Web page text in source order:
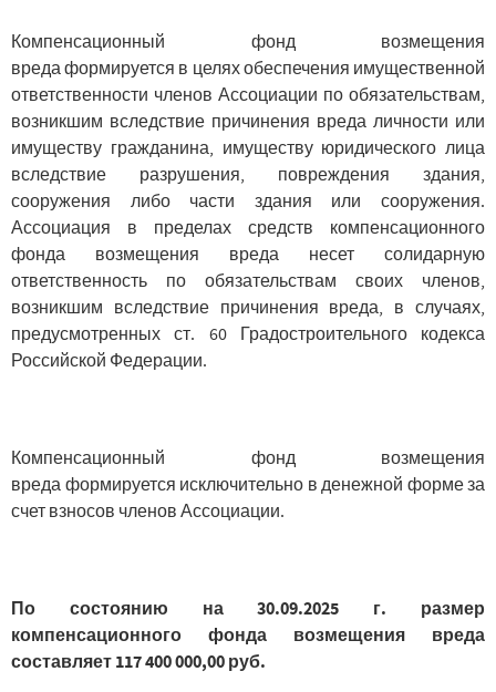
Компенсационный фонд возмещения
вреда формируется в целях обеспечения имущественной
ответственности членов Ассоциации по обязательствам,
возникшим вследствие причинения вреда личности или
имуществу гражданина, имуществу юридического лица
вследствие разрушения, повреждения здания,
сооружения либо части здания или сооружения.
Ассоциация в пределах средств компенсационного
фонда возмещения вреда несет солидарную
ответственность по обязательствам своих членов,
возникшим вследствие причинения вреда, в случаях,
предусмотренных ст. 60 Градостроительного кодекса
Российской Федерации.
Компенсационный фонд возмещения
вреда формируется исключительно в денежной форме за
счет взносов членов Ассоциации.
По состоянию на 30.09.2025 г. размер
компенсационного фонда возмещения вреда
составляет 117400 000,00 руб.